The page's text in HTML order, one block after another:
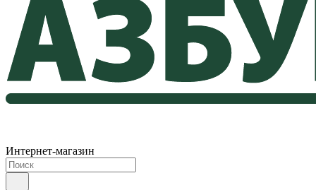
Интернет-магазин